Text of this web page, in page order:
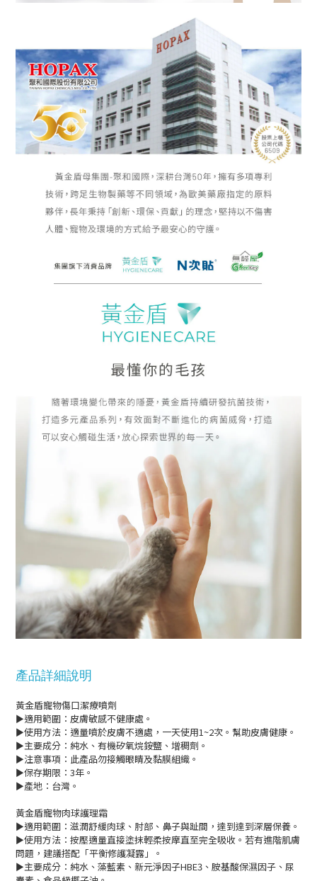
產品詳細說明
黃金盾寵物傷口潔療噴劑
►適用範圍：皮膚敏感不健康處。
►使用方法：適量噴於皮膚不適處，一天使用1~2次。幫助皮膚健康。
►主要成分：純水、有機矽氧烷銨鹽、增稠劑。
►注意事項：此產品勿接觸眼睛及黏膜組織。
►保存期限：3年。
►產地：台灣。
黃金盾寵物肉球護理霜
►適用範圍：滋潤舒緩肉球、肘部、鼻子與趾間，達到達到深層保養。
►使用方法：按壓適量直接塗抹輕柔按摩直至完全吸收。若有進階肌膚
問題，建議搭配「平衡修護凝露」。
►主要成分：純水、藻藍素、新元淨因子HBE3、胺基酸保濕因子、尿